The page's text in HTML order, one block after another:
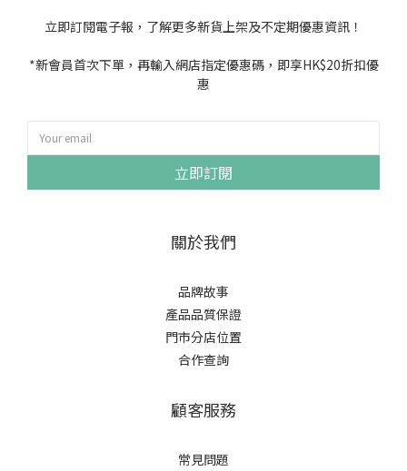
立即訂閱電子報，了解更多新貨上架及不定期優惠資訊！
*新會員首次下單，再輸入網店指定優惠碼，即享HK$20折扣優
惠
立即訂閱
關於我們
品牌故事
產品品質保證
門市分店位置
合作查詢
顧客服務
常見問題